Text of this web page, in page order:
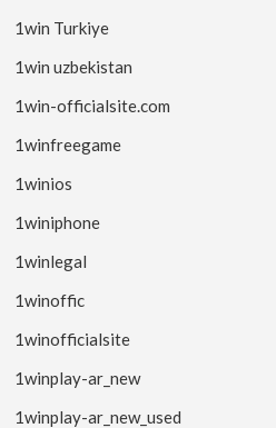
1win Turkiye
1win uzbekistan
1win-officialsite.com
1winfreegame
1winios
1winiphone
1winlegal
1winoffic
1winofficialsite
1winplay-ar_new
1winplay-ar_new_used